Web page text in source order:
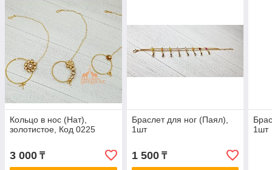
Кольцо в нос (Нат),
золотистое, Код 0225
3 000 ₸
Браслет для ног (Паял),
1шт
1 500₸
1шт